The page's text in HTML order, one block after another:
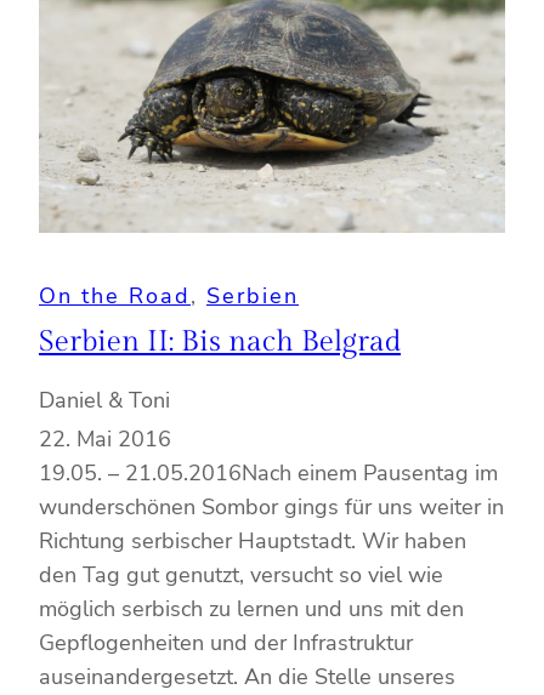
On the Road, Serbien
Serbien II: Bis nach Belgrad
Daniel & Toni
22. Mai 2016
19.05. – 21.05.2016Nach einem Pausentag im
wunderschönen Sombor gings für uns weiter in
Richtung serbischer Hauptstadt. Wir haben
den Tag gut genutzt, versucht so viel wie
möglich serbisch zu lernen und uns mit den
Gepflogenheiten und der Infrastruktur
auseinandergesetzt. An die Stelle unseres